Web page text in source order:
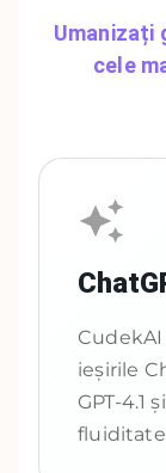
Umanizați
cele
ieșirile
GPT-4.1
fluiditate